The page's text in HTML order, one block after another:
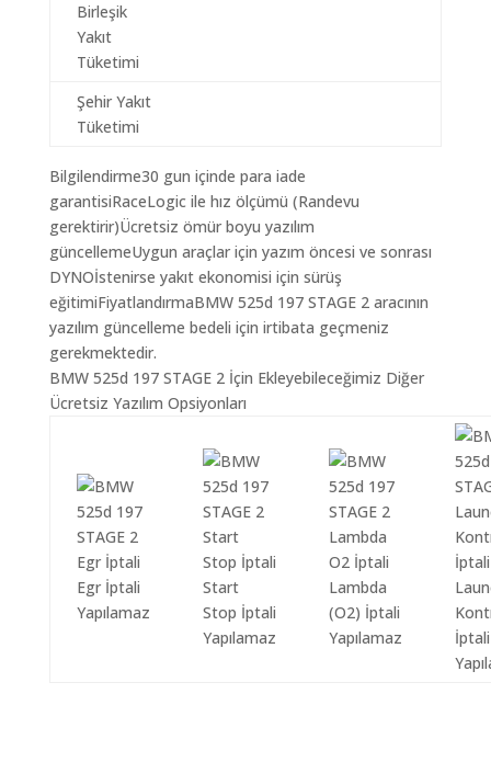
Birleşik
Yakıt
Tüketimi
Şehir Yakıt
Tüketimi
Bilgilendirme30 gun içinde para iade
garantisiRaceLogic ile hız ölçümü (Randevu
gerektirir)Ücretsiz ömür boyu yazılım
güncellemeUygun araçlar için yazım öncesi ve sonrası
DYNOİstenirse yakıt ekonomisi için sürüş
eğitimiFiyatlandırmaBMW 525d 197 STAGE 2 aracının
yazılım güncelleme bedeli için irtibata geçmeniz
gerekmektedir.
BMW 525d 197 STAGE 2 İçin Ekleyebileceğimiz Diğer
Ücretsiz Yazılım Opsiyonları
Egr İptali
Yapılamaz
Start
Stop İptali
Yapılamaz
Lambda
(O2) İptali
Yapılamaz
İptali